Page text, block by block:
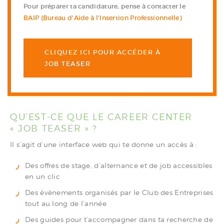
Pour préparer ta candidature, pense à contacter le
BAIP (Bureau d'Aide à l'Insertion Professionnelle)
CLIQUEZ ICI POUR ACCÉDER À
JOB TEASER
QU’EST-CE QUE LE CAREER CENTER
« JOB TEASER » ?
Il s’agit d’une interface web qui te donne un accès à :
Des offres de stage, d’alternance et de job accessibles
en un clic
Des évènements organisés par le Club des Entreprises
tout au long de l’année
Des guides pour t’accompagner dans ta recherche de